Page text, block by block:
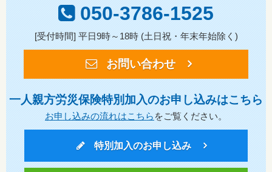
050-3786-1525
[受付時間] 平日9時～18時 (土日祝・年末年始除く)
お問い合わせ
一人親方労災保険特別加入のお申し込みはこちら
お申し込みの流れはこちらをご覧ください。
特別加入のお申し込み